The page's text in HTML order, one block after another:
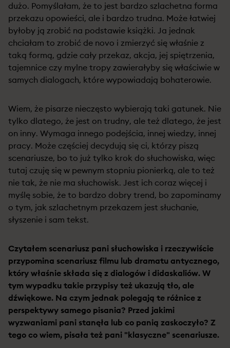
dużo. Pomyślałam, że to jest bardzo szlachetna forma
przekazu opowieści, ale i bardzo trudna. Może łatwiej
byłoby ją zrobić na podstawie książki. Ja jednak
chciałam to zrobić de novo i zmierzyć się właśnie z
taką formą, gdzie cały przekaz, akcja, jej spiętrzenia,
tajemnice czy mylne tropy zawierałyby się właściwie w
samych dialogach, które wypowiadają bohaterowie.
Wiem, że pisarze nieczęsto wybierają taki gatunek. Nie
tylko dlatego, że jest on trudny, ale też dlatego, że jest
on inny. Wymaga innego podejścia, innej wiedzy, innej
pracy. Może częściej decydują się ci, którzy piszą
scenariusze, bo to już tylko krok do słuchowiska, więc
tutaj czuję się w pewnym stopniu pionierką, ale to też
nie tak, że nie ma słuchowisk. Jest ich coraz więcej i
myślę sobie, że to bardzo dobry trend, bo zapominamy
o tym, jak szlachetnym przekazem jest słuchanie,
słyszenie i sam tekst.
Czytałem scenariusz pani słuchowiska i rzeczywiście
przypomina scenariusz filmu lub dramatu antycznego,
który właśnie składa się z dialogów i didaskaliów. W
tym wypadku takie przypisy też ukazują tło, ale
dźwiękowe. Na czym jednak polegają te różnice z
perspektywy samego pisania? Przed jakimi
wyzwaniami pani stanęła lub co panią zaskoczyło? Z
tego co wiem, pisała też pani "klasyczne" scenariusze.